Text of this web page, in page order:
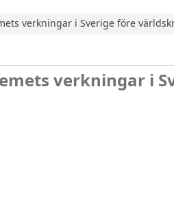
verkningar i Sverige före
verkningar i